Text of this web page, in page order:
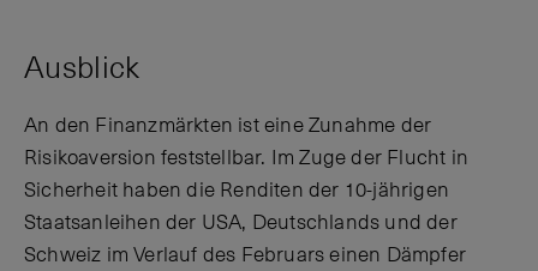
Ausblick
An den Finanzmärkten ist eine Zunahme der
Risikoaversion feststellbar. Im Zuge der Flucht in
Sicherheit haben die Renditen der 10-jährigen
Staatsanleihen der USA, Deutschlands und der
Schweiz im Verlauf des Februars einen Dämpfer